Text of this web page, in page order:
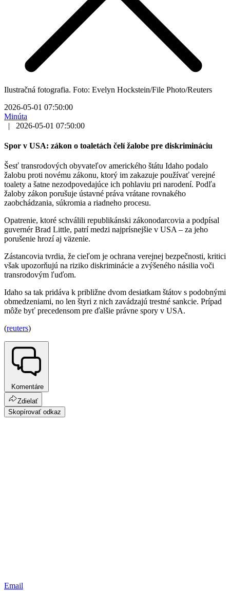
Ilustračná fotografia. Foto: Evelyn Hockstein/File Photo/Reuters
2026-05-01 07:50:00
Minúta
|
2026-05-01 07:50:00
Spor v USA: zákon o toaletách čelí žalobe pre diskrimináciu
Šesť transrodových obyvateľov amerického štátu Idaho podalo
žalobu proti novému zákonu, ktorý im zakazuje používať verejné
toalety a šatne nezodpovedajúce ich pohlaviu pri narodení. Podľa
žaloby zákon porušuje ústavné práva vrátane rovnakého
zaobchádzania, súkromia a riadneho procesu.
Opatrenie, ktoré schválili republikánski zákonodarcovia a podpísal
guvernér Brad Little, patrí medzi najprísnejšie v USA – za jeho
porušenie hrozí aj väzenie.
Zástancovia tvrdia, že cieľom je ochrana verejnej bezpečnosti, kritici
však upozorňujú na riziko diskriminácie a zvýšeného násilia voči
transrodovým ľuďom.
Idaho sa tak pridáva k približne dvom desiatkam štátov s podobnými
obmedzeniami, no len štyri z nich zavádzajú trestné sankcie. Prípad
môže byť precedensom pre ďalšie právne spory v USA.
(reuters)
Komentáre
Zdielať
Skopírovať odkaz
Email